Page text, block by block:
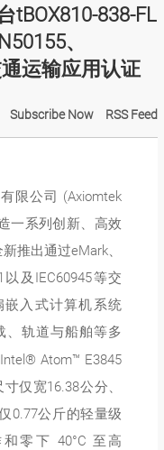
tBOX810-838-FL
、
运输应用认证
Subscribe Now RSS Feed
限公司 (Axiomtek
一系列创新、高效
推出通过eMark、
以及IEC60945等交
入式计算机系统
、轨道与船舶等多
Atom™ E3845
仅宽16.38公分、
0.77公斤的轻量级
零下 40°C 至高